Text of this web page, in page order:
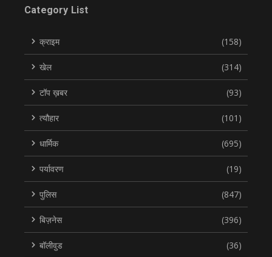
Category List
क्राइम (158)
खेल (314)
टॉप ख़बर (93)
त्यौहार (101)
धार्मिक (695)
पर्यावरण (19)
पुलिस (847)
बिज़नेस (396)
बॉलीवुड (36)